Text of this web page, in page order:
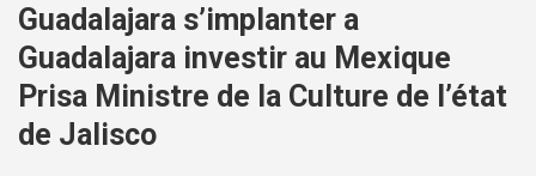
Guadalajara s’implanter a
Guadalajara investir au Mexique
Prisa Ministre de la Culture de l’état
de Jalisco